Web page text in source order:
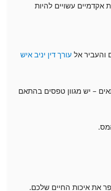
אקדמיים עשויים להיות
עורך דין יניב איש
– יש מגוון טפסים בהתאם
את איכות החיים שלכם.